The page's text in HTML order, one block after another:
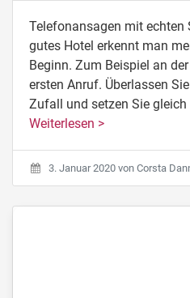
Telefonansagen mit echten
gutes Hotel erkennt man
Beginn. Zum Beispiel an
ersten Anruf. Überlassen
Zufall und setzen Sie
Weiterlesen >
3. Januar 2020 von Corsta